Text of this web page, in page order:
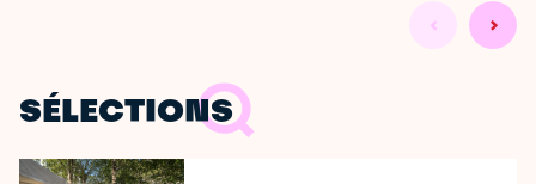
SÉLECTIONS